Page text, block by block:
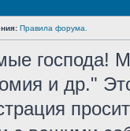
Правила форума.
господа!
и др."